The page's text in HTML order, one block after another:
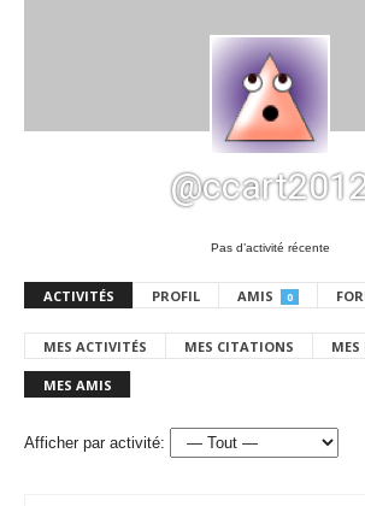
Pas d’activité récente
ACTIVITÉS PROFIL AMIS 0
MES ACTIVITÉS MES CITATIONS MES
MES AMIS
Afficher par activité: